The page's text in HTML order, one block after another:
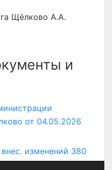
Щёлково А.А.
и
от 04.05.2026
изменений 380